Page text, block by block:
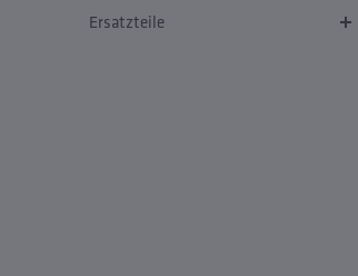
Ersatzteile